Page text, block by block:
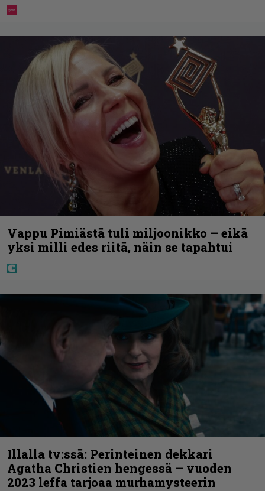
Vappu Pimiästä tuli miljoonikko – eikä
yksi milli edes riitä, näin se tapahtui
Illalla tv:ssä: Perinteinen dekkari
Agatha Christien hengessä – vuoden
2023 leffa tarjoaa murhamysteerin